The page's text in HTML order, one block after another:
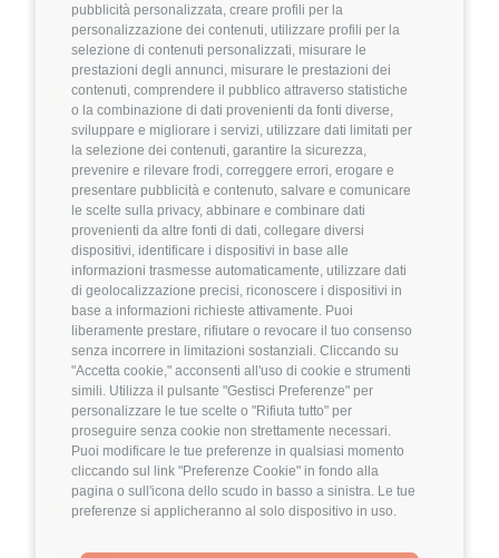
pubblicità personalizzata, creare profili per la
personalizzazione dei contenuti, utilizzare profili per la
selezione di contenuti personalizzati, misurare le
prestazioni degli annunci, misurare le prestazioni dei
contenuti, comprendere il pubblico attraverso statistiche
o la combinazione di dati provenienti da fonti diverse,
sviluppare e migliorare i servizi, utilizzare dati limitati per
la selezione dei contenuti, garantire la sicurezza,
prevenire e rilevare frodi, correggere errori, erogare e
presentare pubblicità e contenuto, salvare e comunicare
le scelte sulla privacy, abbinare e combinare dati
provenienti da altre fonti di dati, collegare diversi
dispositivi, identificare i dispositivi in base alle
informazioni trasmesse automaticamente, utilizzare dati
di geolocalizzazione precisi, riconoscere i dispositivi in
base a informazioni richieste attivamente. Puoi
liberamente prestare, rifiutare o revocare il tuo consenso
senza incorrere in limitazioni sostanziali. Cliccando su
"Accetta cookie," acconsenti all'uso di cookie e strumenti
simili. Utilizza il pulsante "Gestisci Preferenze" per
personalizzare le tue scelte o "Rifiuta tutto" per
proseguire senza cookie non strettamente necessari.
Puoi modificare le tue preferenze in qualsiasi momento
cliccando sul link "Preferenze Cookie" in fondo alla
pagina o sull'icona dello scudo in basso a sinistra. Le tue
preferenze si applicheranno al solo dispositivo in uso.
Linux VMware
Dettagli ➡️
Hiring Partner
Product Engineer
🏢 Welyk x Callimacus.ai
4 FuffAnnuncio Score
💰 Fino a 85.000€ all'anno
📍 Milano🏢 On-Site (fase iniziale) poi Ibrido
💼 Middle/Senior
⚙️ Backend
TypeScript Node.js
Dettagli ➡️